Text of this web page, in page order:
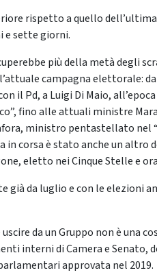
rispetto a quello
e sette giorni.
più della metà degli
campagna elettorale:
il Pd, a Luigi Di Maio,
fino alle attuali ministre
ministro pentastellato nel
in corsa è stato anche un
eletto nei Cinque Stelle e
già da luglio e con le elezioni
da un Gruppo non è una
interni di Camera e
approvata nel 2019.